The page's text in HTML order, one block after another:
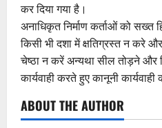
कर दिया गया है।
अनाधिकृत निर्माण कर्ताओं को सख्त
किसी भी दशा में क्षतिग्रस्त न करे
चेष्ठा न करें अन्यथा सील तोड़ने और
कार्यवाही करते हुए कानूनी कार्यवाही
ABOUT THE AUTHOR